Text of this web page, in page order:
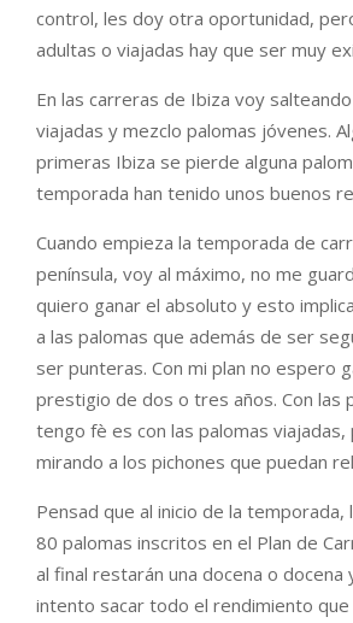
control, les doy otra oportunidad,
adultas o viajadas hay que ser muy
En las carreras de Ibiza voy
viajadas y mezclo palomas jóvenes.
primeras Ibiza se pierde alguna
temporada han tenido unos buenos
Cuando empieza la temporada de
península, voy al máximo, no me
quiero ganar el absoluto y esto
a las palomas que además de ser
ser punteras. Con mi plan no espero
prestigio de dos o tres años. Con las
tengo fè es con las palomas
mirando a los pichones que puedan
Pensad que al inicio de la temporada,
80 palomas inscritos en el Plan de
al final restarán una docena o docena
intento sacar todo el rendimiento que